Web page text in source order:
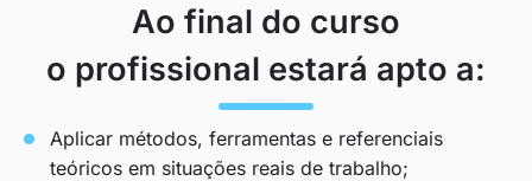
Ao final do curso
o profissional estará apto a:
Aplicar métodos, ferramentas e referenciais
teóricos em situações reais de trabalho;